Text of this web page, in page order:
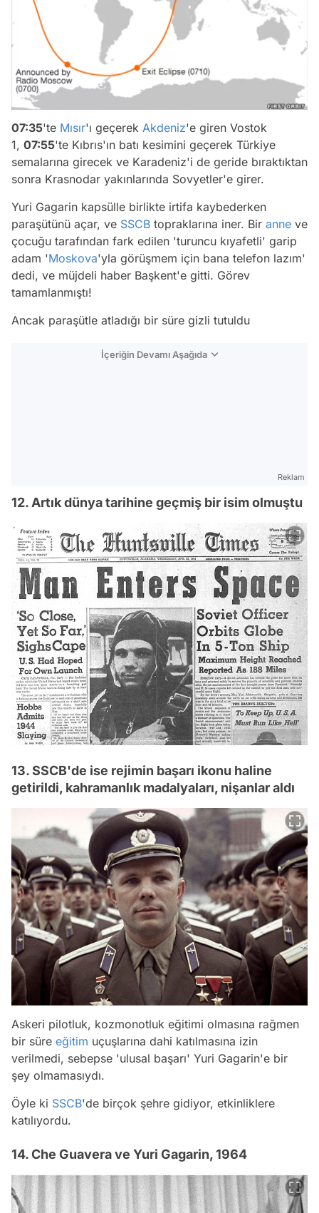
07:35'te Mısır'ı geçerek Akdeniz'e giren Vostok
1, 07:55'te Kıbrıs'ın batı kesimini geçerek Türkiye
semalarına girecek ve Karadeniz'i de geride bıraktıktan
sonra Krasnodar yakınlarında Sovyetler'e girer.
Yuri Gagarin kapsülle birlikte irtifa kaybederken
paraşütünü açar, ve SSCB topraklarına iner. Bir anne ve
çocuğu tarafından fark edilen 'turuncu kıyafetli' garip
adam 'Moskova'yla görüşmem için bana telefon lazım'
dedi, ve müjdeli haber Başkent'e gitti. Görev
tamamlanmıştı!
Ancak paraşütle atladığı bir süre gizli tutuldu
İçeriğin Devamı Aşağıda
Reklam
12. Artık dünya tarihine geçmiş bir isim olmuştu
13. SSCB'de ise rejimin başarı ikonu haline
getirildi, kahramanlık madalyaları, nişanlar aldı
Askeri pilotluk, kozmonotluk eğitimi olmasına rağmen
bir süre eğitim uçuşlarına dahi katılmasına izin
verilmedi, sebepse 'ulusal başarı' Yuri Gagarin'e bir
şey olmamasıydı.
Öyle ki SSCB'de birçok şehre gidiyor, etkinliklere
katılıyordu.
14. Che Guavera ve Yuri Gagarin, 1964